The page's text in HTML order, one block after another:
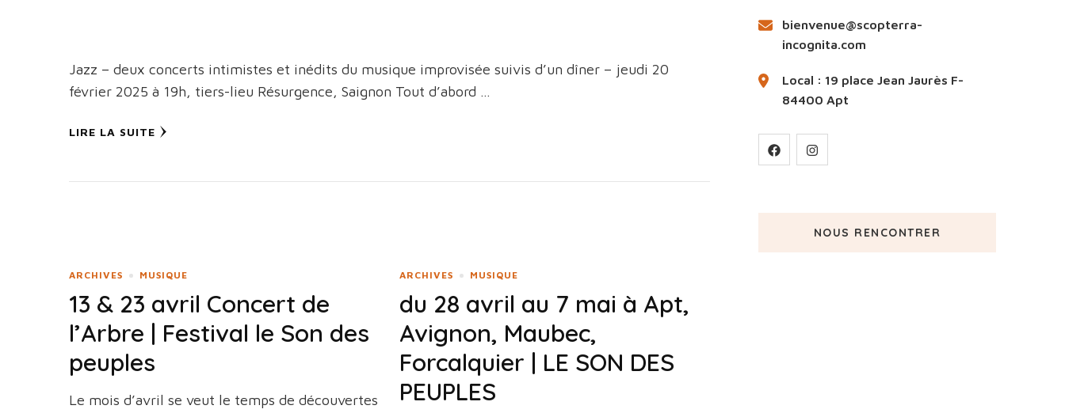
Jazz – deux concerts intimistes et inédits du musique improvisée suivis d’un dîner – jeudi 20
février 2025 à 19h, tiers-lieu Résurgence, Saignon Tout d’abord …
LIRE LA SUITE
ARCHIVES MUSIQUE
13 & 23 avril Concert de
l’Arbre | Festival le Son des
peuples
Le mois d’avril se veut le temps de découvertes
ARCHIVES MUSIQUE
du 28 avril au 7 mai à Apt,
Avignon, Maubec,
Forcalquier | LE SON DES
PEUPLES
bienvenue@scopterra-
incognita.com
Local : 19 place Jean Jaurès F-
84400 Apt
NOUS RENCONTRER